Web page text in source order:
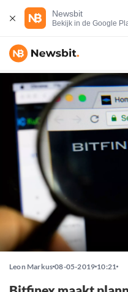
Newsbit
Bekijk in de Google
Leon Markus 08-05-2019 10:21